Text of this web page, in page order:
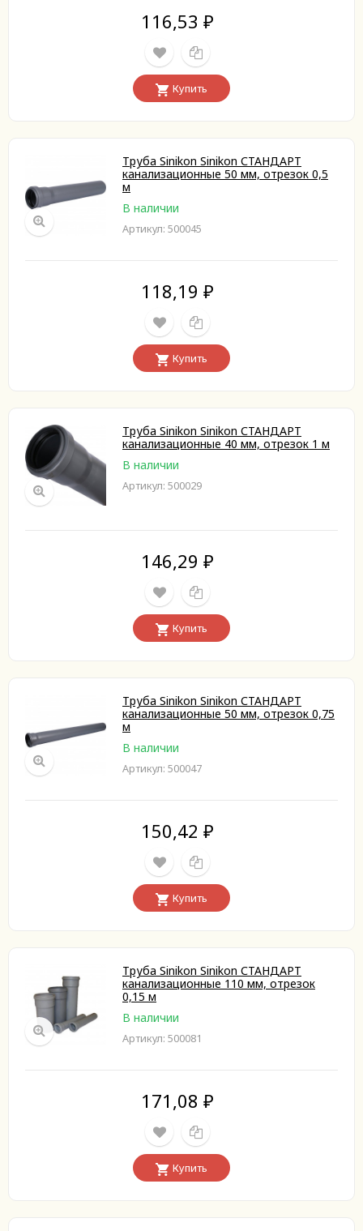
116,53 ₽
Купить
Труба Sinikon Sinikon СТАНДАРТ
канализационные 50 мм, отрезок 0,5
м
В наличии
Артикул: 500045
118,19 ₽
Купить
Труба Sinikon Sinikon СТАНДАРТ
канализационные 40 мм, отрезок 1 м
В наличии
Артикул: 500029
146,29 ₽
Купить
Труба Sinikon Sinikon СТАНДАРТ
канализационные 50 мм, отрезок 0,75
м
В наличии
Артикул: 500047
150,42 ₽
Купить
Труба Sinikon Sinikon СТАНДАРТ
канализационные 110 мм, отрезок
0,15 м
В наличии
Артикул: 500081
171,08 ₽
Купить